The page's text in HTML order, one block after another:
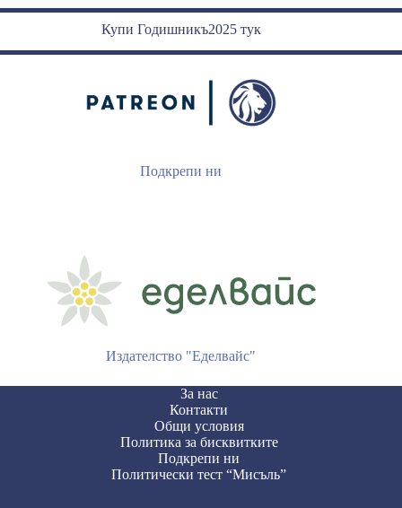
Купи Годишникъ2025 тук
Подкрепи ни
Издателство "Еделвайс"
За нас
Контакти
Общи условия
Политика за бисквитките
Подкрепи ни
Политически тест “Мисъль”